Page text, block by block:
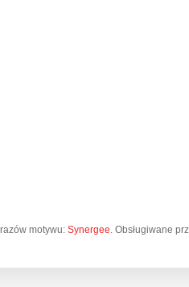
motywu: Synergee. Obsługiwane